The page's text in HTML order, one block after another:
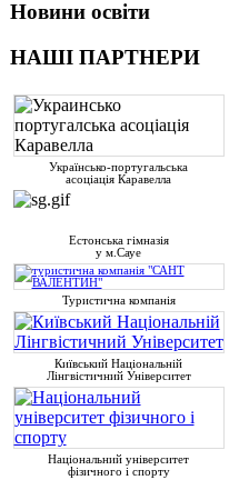
Новини освіти
НАШІ ПАРТНЕРИ
Українсько-португальська
асоціація Каравелла
Естонська гімназія
у м.Сауе
Туристична компанія
Київський Національній
Лінгвістичний Університет
Національний університет
фізичного і спорту